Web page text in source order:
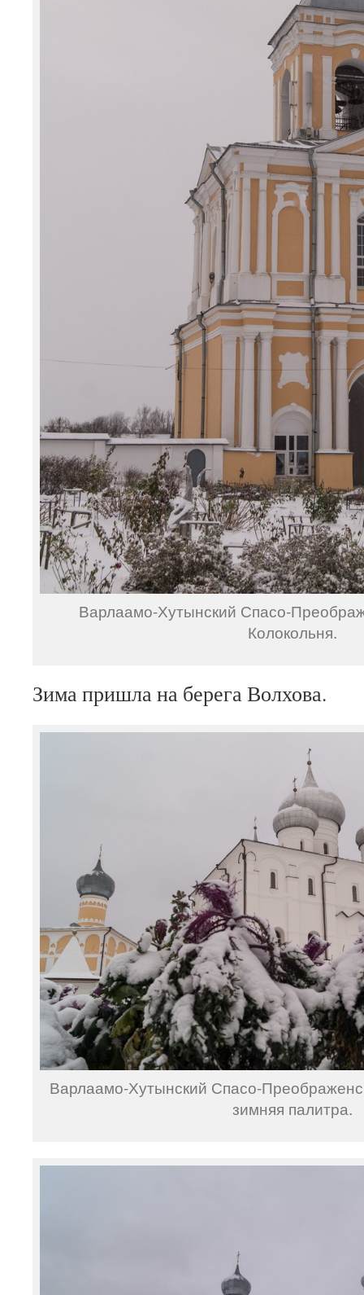
Варлаамо-Хутынский Спасо-
Колокольня.
Зима пришла на берега Волхова.
Варлаамо-Хутынский Спасо-
зимняя палитра.